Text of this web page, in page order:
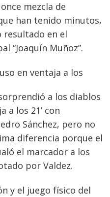
mezcla de
han tenido minutos,
resultado en el
“Joaquín Muñoz”.
en ventaja a los
a los diablos
a los 21’ con
Sánchez, pero no
diferencia porque el
el marcador a los
por Valdez.
y el juego físico del